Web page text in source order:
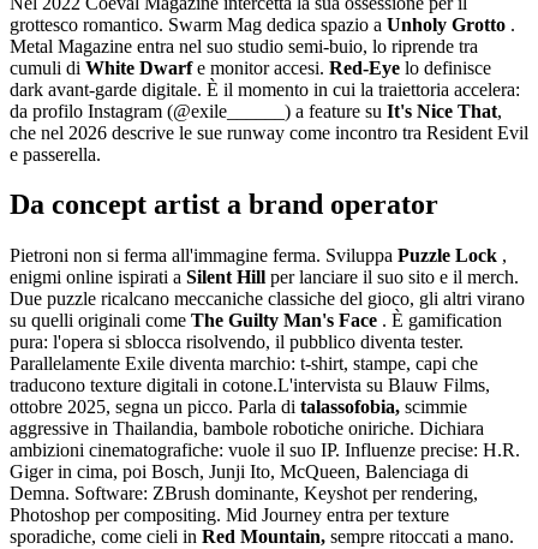
grottesco romantico. Swarm Mag dedica spazio a Unholy Grotto .
Metal Magazine entra nel suo studio semi-buio, lo riprende tra
cumuli di White Dwarfe monitor accesi. Red-Eye lo definisce
dark avant-garde digitale. È il momento in cui la traiettoria accelera:
da profilo Instagram (@exile______) a feature su It's Nice That,
che nel 2026 descrive le sue runway come incontro tra Resident Evil
e passerella.
Da concept artist a brand operator
Pietroni non si ferma all'immagine ferma. Sviluppa Puzzle Lock ,
enigmi online ispirati a Silent Hill per lanciare il suo sito e il merch.
Due puzzle ricalcano meccaniche classiche del gioco, gli altri virano
su quelli originali come The Guilty Man's Face . È gamification
pura: l'opera si sblocca risolvendo, il pubblico diventa tester.
Parallelamente Exile diventa marchio: t-shirt, stampe, capi che
traducono texture digitali in cotone.L'intervista su Blauw Films,
ottobre 2025, segna un picco. Parla di talassofobia, scimmie
aggressive in Thailandia, bambole robotiche oniriche. Dichiara
ambizioni cinematografiche: vuole il suo IP. Influenze precise: H.R.
Giger in cima, poi Bosch, Junji Ito, McQueen, Balenciaga di
Demna. Software: ZBrush dominante, Keyshot per rendering,
Photoshop per compositing. Mid Journey entra per texture
sporadiche, come cieli in Red Mountain, sempre ritoccati a mano.